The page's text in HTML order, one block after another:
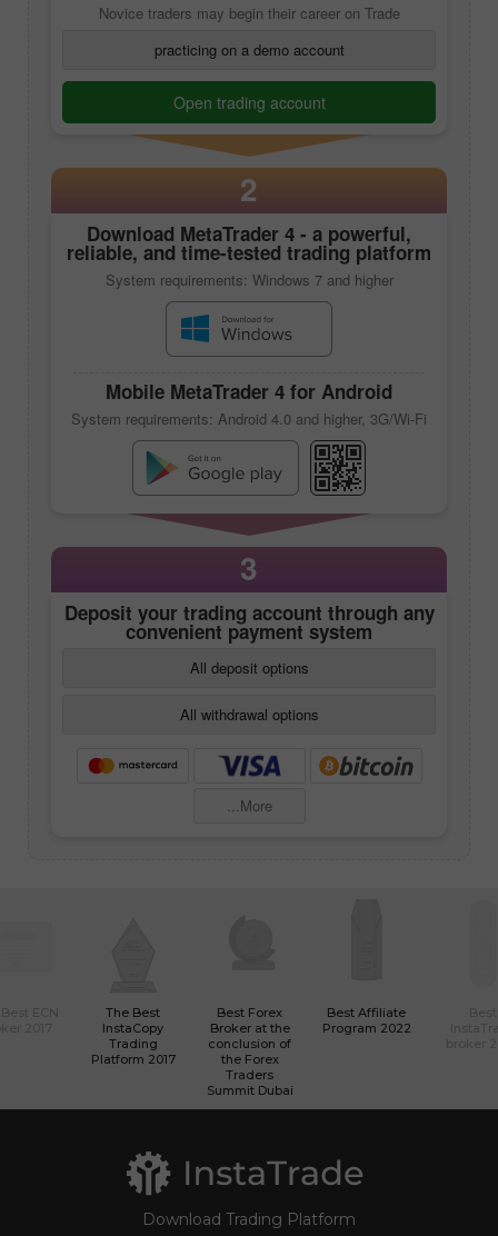
Novice traders may begin their career on Trade
practicing on a demo account
Open trading account
2
Download MetaTrader 4 - a powerful,
reliable, and time-tested trading platform
System requirements: Windows 7 and higher
Mobile MetaTrader 4 for Android
System requirements: Android 4.0 and higher, 3G/Wi-Fi
3
Deposit your trading account through any
convenient payment system
All deposit options
All withdrawal options
More...
The Best
InstaCopy
Trading
Platform 2017
Best Forex
Broker at the
conclusion of
the Forex
Traders
Summit Dubai
Best Affiliate
Program 2022
Download Trading Platform